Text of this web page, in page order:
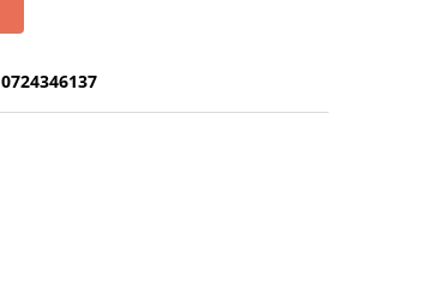
0724346137